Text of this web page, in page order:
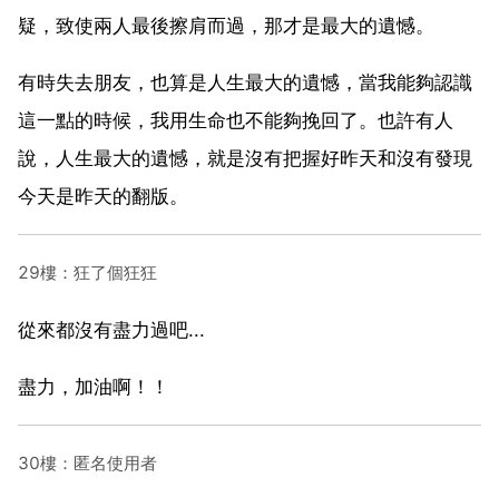
疑，致使兩人最後擦肩而過，那才是最大的遺憾。
有時失去朋友，也算是人生最大的遺憾，當我能夠認識
這一點的時候，我用生命也不能夠挽回了。也許有人
說，人生最大的遺憾，就是沒有把握好昨天和沒有發現
今天是昨天的翻版。
29樓：狂了個狂狂
從來都沒有盡力過吧...
盡力，加油啊！！
30樓：匿名使用者